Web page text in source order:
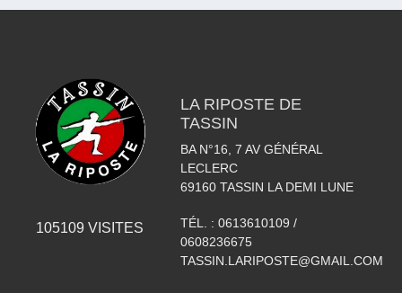
105109 VISITES
LA RIPOSTE DE
TASSIN
BA N°16, 7 AV GÉNÉRAL
LECLERC
69160 TASSIN LA DEMI LUNE
TÉL. : 0613610109 /
0608236675
TASSIN.LARIPOSTE@GMAIL.COM